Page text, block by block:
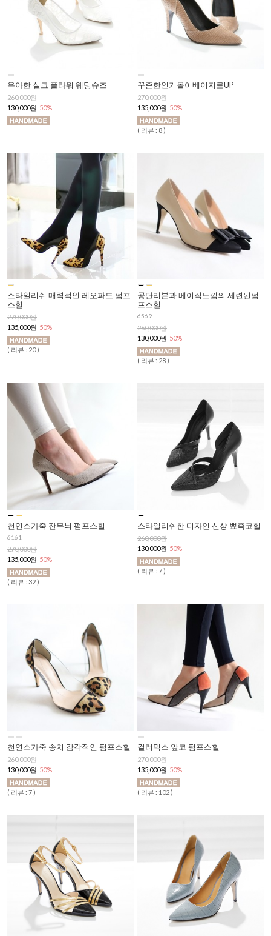
우아한 실크 플라워 웨딩슈즈
260,000원
130,000원 50%
꾸준한인기몰이베이지로UP
270,000원
135,000원 50%
( 리뷰 : 8 )
스타일리쉬 매력적인 레오파드 펌프
스힐
270,000원
135,000원 50%
( 리뷰 : 20 )
공단리본과 베이직느낌의 세련된펌
프스힐
6569
260,000원
130,000원 50%
( 리뷰 : 28 )
천연소가죽 잔무늬 펌프스힐
6161
270,000원
135,000원 50%
( 리뷰 : 32 )
스타일리쉬한 디자인 신상 뾰족코힐
260,000원
130,000원 50%
( 리뷰 : 7 )
천연소가죽 송치 감각적인 펌프스힐
260,000원
130,000원 50%
( 리뷰 : 7 )
컬러믹스 앞코 펌프스힐
270,000원
135,000원 50%
( 리뷰 : 102 )